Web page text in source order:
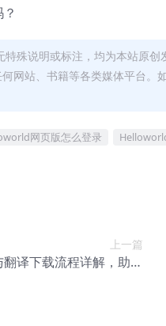
特殊说明或标注，均为本站原
网站、书籍等各类媒体平台
网页版怎么登录
上一篇
译下载流程详解，助你